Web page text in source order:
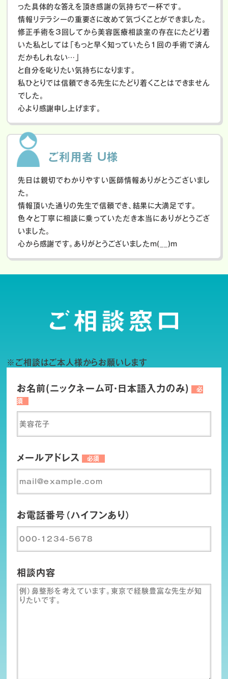
った具体的な答えを頂き感謝の気持ちで一杯です。
情報リテラシーの重要さに改めて気づくことができました。
修正手術を3回してから美容医療相談室の存在にたどり着
いた私としては「もっと早く知っていたら1回の手術で済ん
だかもしれない…」
と自分を叱りたい気持ちになります。
私ひとりでは信頼できる先生にたどり着くことはできません
でした。
心より感謝申し上げます。
ご利用者 U様
先日は親切でわかりやすい医師情報ありがとうございまし
た。
情報頂いた通りの先生で信頼でき、結果に大満足です。
色々と丁寧に相談に乗っていただき本当にありがとうござ
いました。
心から感謝です。ありがとうございましたm(__)m
※ご相談はご本人様からお願いします
お名前(ニックネーム可・日本語入力のみ)
必
須
メールアドレス 必須
お電話番号（ハイフンあり）
相談内容